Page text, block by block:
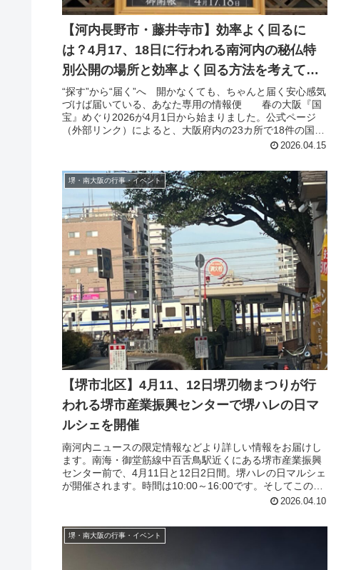
【河内長野市・藤井寺市】効率よく回るに
は？4月17、18日に行われる南河内の秘仏特
別公開の場所と効率よく回る方法を考えてみ
ました
“探す”から“届く”へ 開かなくても、ちゃんと届く安心感気
づけば届いている、あなた専用の情報便 春の大阪『国
宝』めぐり2026が4月1日から始まりました。公式ページ
（外部リンク）によると、大阪府内の23カ所で18件の国宝
2026.04.15
堺・南大阪の行事・イベント
【堺市北区】4月11、12日堺刃物まつりが行
われる堺市産業振興センターで堺ハレの日マ
ルシェを開催
南河内ニュースの限定情報などより詳しい情報をお届けし
ます。南海・御堂筋線中百舌鳥駅近くにある堺市産業振興
センター前で、4月11日と12日2日間。堺ハレの日マルシェ
が開催されます。時間は10:00～16:00です。そしてこの日
2026.04.10
堺・南大阪の行事・イベント